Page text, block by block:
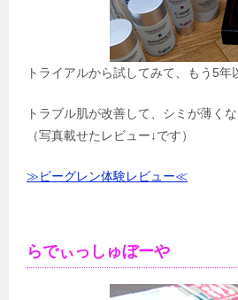
トライアルから試してみて、もう5年
トラブル肌が改善して、シミが薄く
（写真載せたレビュー↓です）
≫ビーグレン体験レビュー≪
らでぃっしゅぼーや